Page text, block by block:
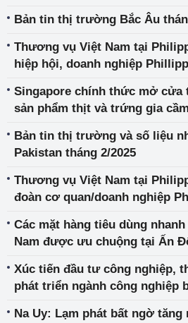
Bản tin thị trường Bắc Âu
Thương vụ Việt Nam tại
hiệp hội, doanh nghiệp
Singapore chính thức mở
sản phẩm thịt và trứng gia
Bản tin thị trường và số liệu
Pakistan tháng 2/2025
Thương vụ Việt Nam tại
đoàn cơ quan/doanh nghiệp
vực vắc xin, chăn nuôi và sản
Các mặt hàng tiêu dùng
Nam được ưu chuộng tại Ấn
Xúc tiến đầu tư công nghiệp,
phát triển ngành công nghiệp
Na Uy: Lạm phát bất ngờ